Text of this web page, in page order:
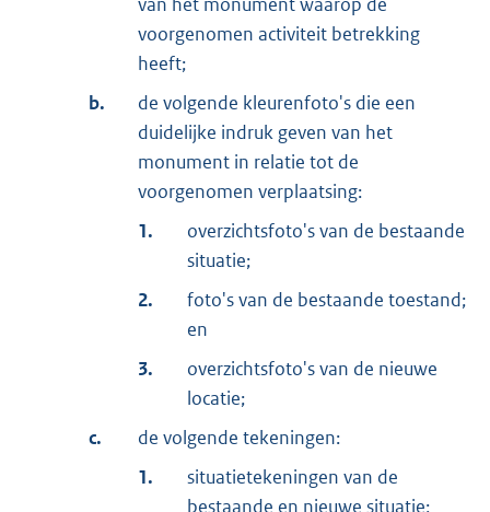
van het monument waarop de
voorgenomen activiteit betrekking
heeft;
b.
de volgende kleurenfoto's die een
duidelijke indruk geven van het
monument in relatie tot de
voorgenomen verplaatsing:
1.
overzichtsfoto's van de bestaande
situatie;
2.
foto's van de bestaande toestand;
en
3.
overzichtsfoto's van de nieuwe
locatie;
c.
de volgende tekeningen:
1.
situatietekeningen van de
bestaande en nieuwe situatie;